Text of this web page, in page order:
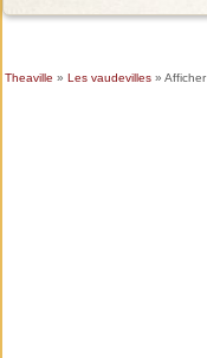
Theaville » Les vaudevilles» Afficher